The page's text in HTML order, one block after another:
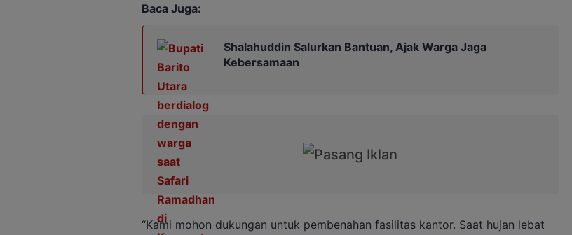
Baca Juga:
Shalahuddin Salurkan Bantuan, Ajak Warga Jaga
Kebersamaan
“Kami mohon dukungan untuk pembenahan fasilitas kantor. Saat hujan lebat